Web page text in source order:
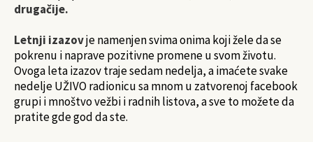
drugačije.
Letnji izazovje namenjen svima onima koji žele da se
pokrenu i naprave pozitivne promene u svom životu.
Ovoga leta izazov traje sedam nedelja, a imaćete svake
nedelje UŽIVO radionicu sa mnom u zatvorenoj facebook
grupi i mnoštvo vežbi i radnih listova, a sve to možete da
pratite gde god da ste.